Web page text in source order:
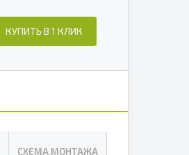
КУПИТЬ В 1 КЛИК
СХЕМА МОНТАЖА